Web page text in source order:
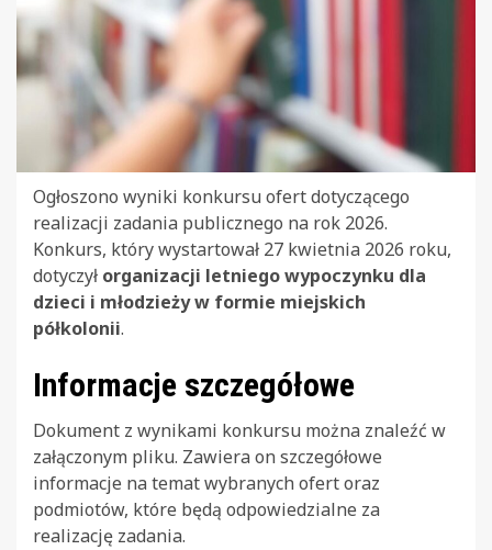
Ogłoszono wyniki konkursu ofert dotyczącego
realizacji zadania publicznego na rok 2026.
Konkurs, który wystartował 27 kwietnia 2026 roku,
dotyczył organizacji letniego wypoczynku dla
dzieci i młodzieży w formie miejskich
półkolonii.
Informacje szczegółowe
Dokument z wynikami konkursu można znaleźć w
załączonym pliku. Zawiera on szczegółowe
informacje na temat wybranych ofert oraz
podmiotów, które będą odpowiedzialne za
realizację zadania.